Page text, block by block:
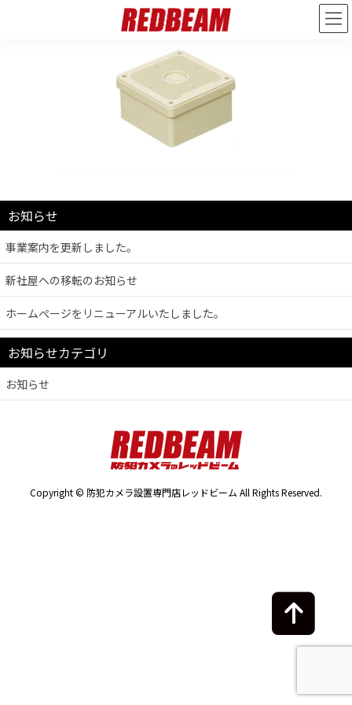
お知らせ
事業案内を更新しました。
新社屋への移転のお知らせ
ホームぺージをリニューアルいたしました。
お知らせカテゴリ
お知らせ
Copyright © 防犯カメラ設置専門店レッドビーム All Rights Reserved.